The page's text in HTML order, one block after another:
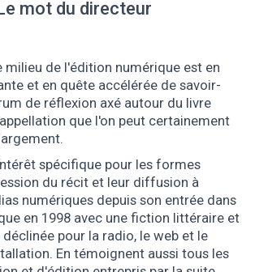
mot du directeur
milieu de l'édition numérique est en
et en quête accélérée de savoir-
de réflexion axé autour du livre
que l'on peut certainement
spécifique pour les formes
du récit et leur diffusion à
numériques depuis son entrée dans
en 1998 avec une fiction littéraire et
pour la radio, le web et le
En témoignent aussi tous les